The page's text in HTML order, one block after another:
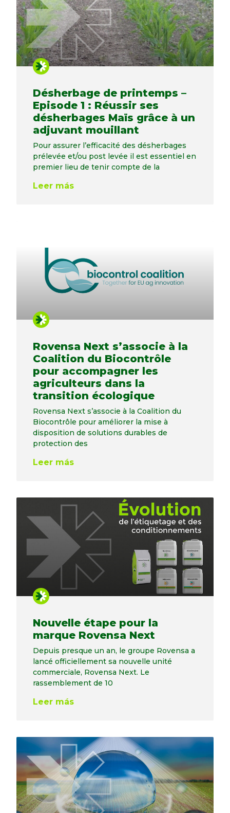
Désherbage de printemps –
Episode 1 : Réussir ses
désherbages Maïs grâce à un
adjuvant mouillant
Pour assurer l’efficacité des désherbages
prélevée et/ou post levée il est essentiel en
premier lieu de tenir compte de la
Leer más
Rovensa Next s’associe à la
Coalition du Biocontrôle
pour accompagner les
agriculteurs dans la
transition écologique
Rovensa Next s’associe à la Coalition du
Biocontrôle pour améliorer la mise à
disposition de solutions durables de
protection des
Leer más
Nouvelle étape pour la
marque Rovensa Next
Depuis presque un an, le groupe Rovensa a
lancé officiellement sa nouvelle unité
commerciale, Rovensa Next. Le
rassemblement de 10
Leer más